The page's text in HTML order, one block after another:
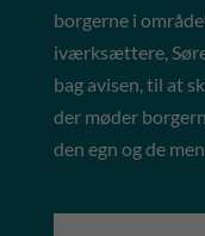
borgerne i
iværksættere,
bag avisen, til at
der møder
den egn og de